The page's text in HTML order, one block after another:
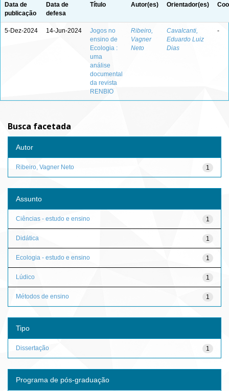
Data de
publicação
Data de
defesa
Título Autor(es) Orientador(es)
5-Dez-2024 14-Jun-2024
Jogos no
ensino de
Ecologia :
uma
análise
documental
da revista
RENBIO
Ribeiro,
Vagner
Neto
Cavalcanti,
Eduardo Luiz
Dias
-
Busca facetada
Autor
1
Ribeiro, Vagner Neto
Assunto
1
Ciências - estudo e ensino
1
Didática
1
Ecologia - estudo e ensino
1
Lúdico
1
Métodos de ensino
Tipo
1
Dissertação
Programa de pós-graduação